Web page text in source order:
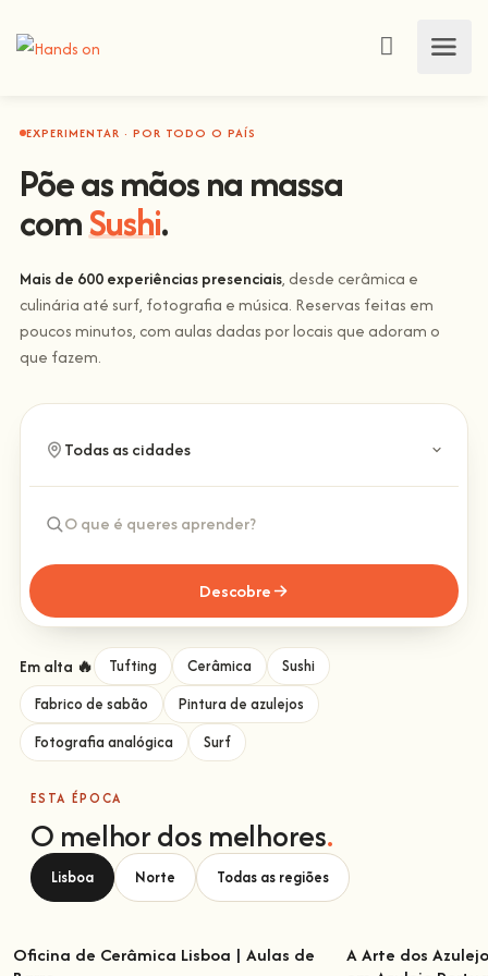
EXPERIMENTAR · POR TODO O PAÍS
Põe as mãos na massa
comSushi.
Mais de 600 experiências presenciais, desde cerâmica e
culinária até surf, fotografia e música. Reservas feitas em
poucos minutos, com aulas dadas por locais que adoram o
que fazem.
Descobre
Em alta 🔥 Tufting Cerâmica
Sushi
Fabrico de sabão
Pintura de azulejos
Fotografia analógica
Surf
ESTA ÉPOCA
O melhor dos melhores.
Lisboa Norte Todas as regiões
Oficina de Cerâmica Lisboa | Aulas de
A Arte dos